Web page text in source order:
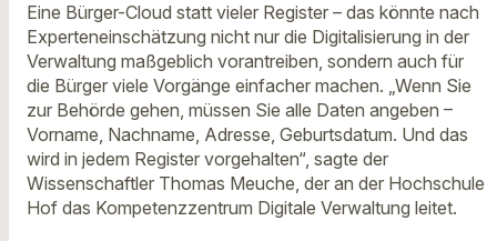
Eine Bürger-Cloud statt vieler Register – das könnte nach
Experteneinschätzung nicht nur die Digitalisierung in der
Verwaltung maßgeblich vorantreiben, sondern auch für
die Bürger viele Vorgänge einfacher machen. „Wenn Sie
zur Behörde gehen, müssen Sie alle Daten angeben –
Vorname, Nachname, Adresse, Geburtsdatum. Und das
wird in jedem Register vorgehalten“, sagte der
Wissenschaftler Thomas Meuche, der an der Hochschule
Hof das Kompetenzzentrum Digitale Verwaltung leitet.